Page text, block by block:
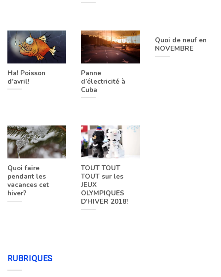
Ha! Poisson
d’avril!
Panne
d’électricité à
Cuba
Quoi de neuf en
NOVEMBRE
Quoi faire
pendant les
vacances cet
hiver?
TOUT TOUT
TOUT sur les
JEUX
OLYMPIQUES
D’HIVER 2018!
RUBRIQUES